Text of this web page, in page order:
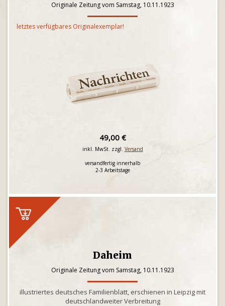
Originale Zeitung vom Samstag, 10.11.1923
letztes verfügbares Originalexemplar!
49,00 €
inkl. MwSt. zzgl. Versand
versandfertig innerhalb
2-3 Arbeitstage
Daheim
Originale Zeitung vom Samstag, 10.11.1923
illustriertes deutsches Familienblatt, erschienen in Leipzig mit
deutschlandweiter Verbreitung